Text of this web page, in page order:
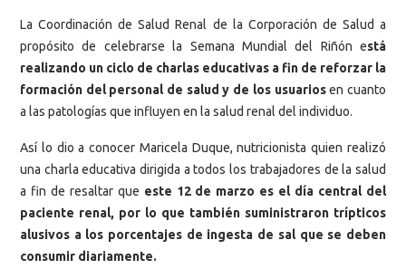
La Coordinación de Salud Renal de la Corporación de Salud a
propósito de celebrarse la Semana Mundial del Riñón está
realizando un ciclo de charlas educativas a fin de reforzar la
formación del personal de salud y de los usuariosen cuanto
a las patologías que influyen en la salud renal del individuo.
Así lo dio a conocer Maricela Duque, nutricionista quien realizó
una charla educativa dirigida a todos los trabajadores de la salud
a fin de resaltar que este 12 de marzo es el día central del
paciente renal, por lo que también suministraron trípticos
alusivos a los porcentajes de ingesta de sal que se deben
consumir diariamente.